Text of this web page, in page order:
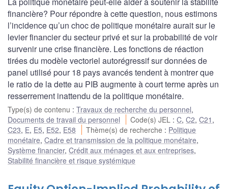
financière? Pour répondre à cette question, nous estimons
l’incidence qu’un choc de politique monétaire aurait sur le
levier financier du secteur privé et sur la probabilité de voir
survenir une crise financière. Les fonctions de réaction
tirées du modèle vectoriel autorégressif sur données de
panel utilisé pour 18 pays avancés tendent à montrer que
le ratio de la dette au PIB augmente à court terme après un
resserrement inattendu de la politique monétaire.
Type(s) de contenu : Travaux de recherche du personnel,
Documents de travail du personnel
Code(s) JEL :C,C2,C21 ,
C23, E, E5, E52, E58 Thème(s) de recherche : Politique
monétaire, Cadre et transmission de la politique monétaire,
Système financier, Crédit aux ménages et aux entreprises,
Stabilité financière et risque systémique